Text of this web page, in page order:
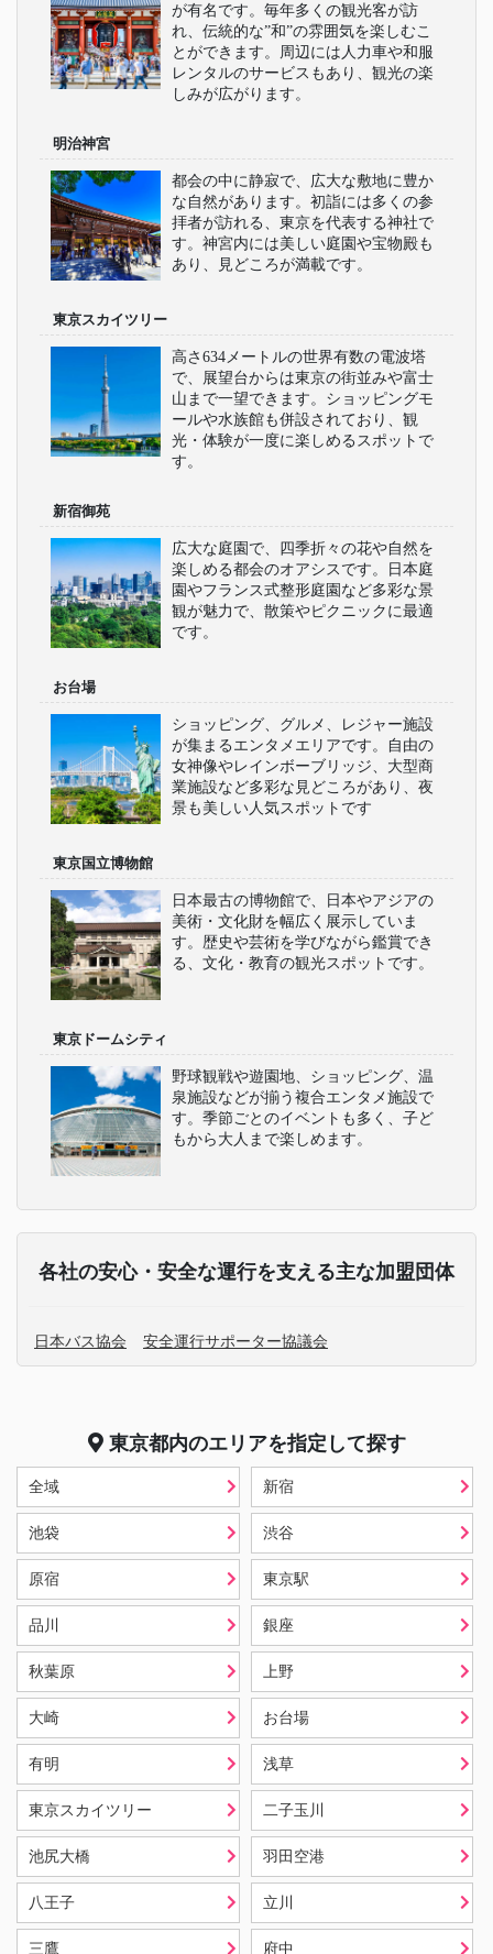
が有名です。毎年多くの観光客が訪
れ、伝統的な”和”の雰囲気を楽しむこ
とができます。周辺には人力車や和服
レンタルのサービスもあり、観光の楽
しみが広がります。
明治神宮
都会の中に静寂で、広大な敷地に豊か
な自然があります。初詣には多くの参
拝者が訪れる、東京を代表する神社で
す。神宮内には美しい庭園や宝物殿も
あり、見どころが満載です。
東京スカイツリー
高さ634メートルの世界有数の電波塔
で、展望台からは東京の街並みや富士
山まで一望できます。ショッピングモ
ールや水族館も併設されており、観
光・体験が一度に楽しめるスポットで
す。
新宿御苑
広大な庭園で、四季折々の花や自然を
楽しめる都会のオアシスです。日本庭
園やフランス式整形庭園など多彩な景
観が魅力で、散策やピクニックに最適
です。
お台場
ショッピング、グルメ、レジャー施設
が集まるエンタメエリアです。自由の
女神像やレインボーブリッジ、大型商
業施設など多彩な見どころがあり、夜
景も美しい人気スポットです
東京国立博物館
日本最古の博物館で、日本やアジアの
美術・文化財を幅広く展示していま
す。歴史や芸術を学びながら鑑賞でき
る、文化・教育の観光スポットです。
東京ドームシティ
野球観戦や遊園地、ショッピング、温
泉施設などが揃う複合エンタメ施設で
す。季節ごとのイベントも多く、子ど
もから大人まで楽しめます。
各社の安心・安全な運行を支える主な加盟団体
日本バス協会 安全運行サポーター協議会
東京都内のエリアを指定して探す
全域 新宿
池袋 渋谷
原宿 東京駅
品川 銀座
秋葉原 上野
大崎 お台場
有明 浅草
東京スカイツリー 二子玉川
池尻大橋 羽田空港
八王子 立川
三鷹 府中